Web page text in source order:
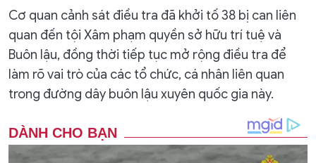
Cơ quan cảnh sát điều tra đã khởi tố 38 bị can liên
quan đến tội Xâm phạm quyền sở hữu trí tuệ và
Buôn lậu, đồng thời tiếp tục mở rộng điều tra để
làm rõ vai trò của các tổ chức, cá nhân liên quan
trong đường dây buôn lậu xuyên quốc gia này.